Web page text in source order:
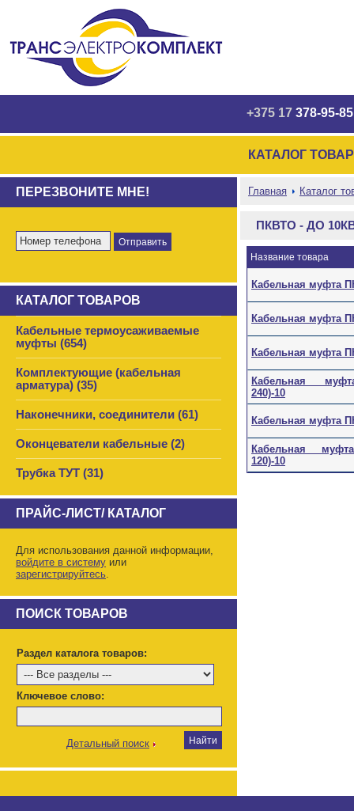
+375 17 378-95-85
КАТАЛОГ
ПЕРЕЗВОНИТЕ МНЕ!
КАТАЛОГ ТОВАРОВ
Кабельные термоусаживаемые
муфты (654)
Комплектующие (кабельная
арматура) (35)
Наконечники, соединители (61)
Оконцеватели кабельные (2)
Трубка ТУТ (31)
ПРАЙС-ЛИСТ/ КАТАЛОГ
Для использования данной информации,
войдите в систему или
зарегистрируйтесь.
ПОИСК ТОВАРОВ
Раздел каталога товаров:
Ключевое слово:
Детальный поиск
Главная Каталог
ПКВТО - ДО
Название товара
Кабельная муфта
Кабельная муфта
Кабельная муфта
Кабельная
240)-10
Кабельная муфта
Кабельная
120)-10